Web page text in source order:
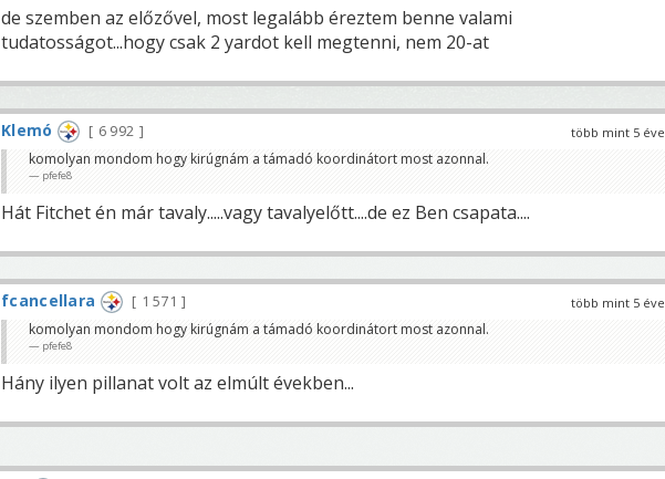
de szemben az előzővel, most legalább éreztem benne valami
tudatosságot...hogy csak 2 yardot kell megtenni, nem 20-at
több mint 5 éve
Klemó
6 992
komolyan mondom hogy kirúgnám a támadó koordinátort most azonnal.
pfefe8
Hát Fitchet én már tavaly.....vagy tavalyelőtt....de ez Ben csapata....
több mint 5 éve
fcancellara
1 571
komolyan mondom hogy kirúgnám a támadó koordinátort most azonnal.
pfefe8
Hány ilyen pillanat volt az elmúlt években...